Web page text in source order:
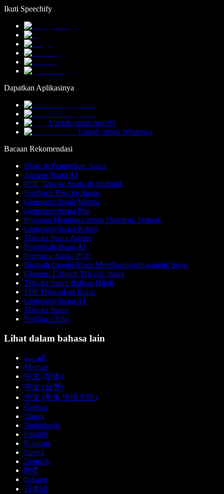
Ikuti Speechify
Dapatkan Aplikasinya
Unduh untuk macOS
Unduh untuk Windows
Bacaan Rekomendasi
Dikte & Pengetikan Suara
Asisten Suara AI
PDF Teks ke Suara di Android
Pembaca Teks ke Suara
Generator Suara Wanita
Generator Suara Pria
Program Membaca untuk Disleksia Terbaik
Generator Suara Robot
Teks ke Suara Anime
Pengubah Suara AI
Pembaca Audio PDF
Bisakah Google Docs Membacakannya untuk Saya
Ekstensi Chrome Teks ke Suara
Teks ke Suara Bahasa Hindi
PDF Dibacakan Keras
Generator Suara AI
Teks ke Suara
Pembaca Teks
Lihat dalam bahasa lain
العربية
Magyar
中文 (简体)
中文 (台灣)
中文 (简体 中国大陆)
Čeština
Dansk
Nederlands
English
Français
Suomi
Deutsch
हिन्दी
Italiano
日本語